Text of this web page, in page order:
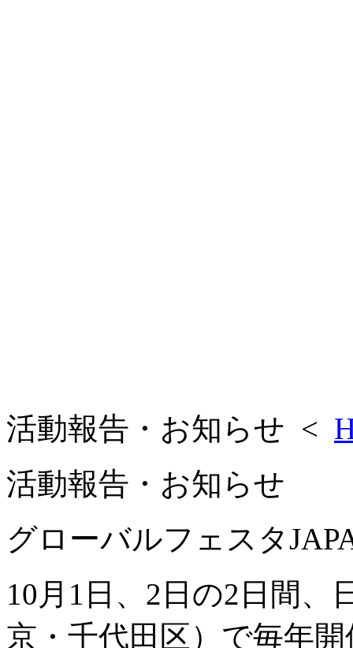
活動報告・お知らせ <
活動報告・お知らせ
グローバルフェスタ
10月1日、2日の2日間、
京・千代田区）で毎年